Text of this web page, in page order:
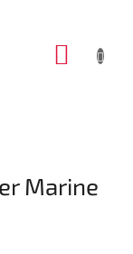
Marine